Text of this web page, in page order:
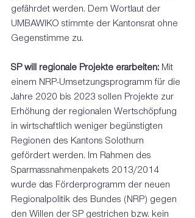
gefährdet werden. Dem Wortlaut der
UMBAWIKO stimmte der Kantonsrat ohne
Gegenstimme zu.
SP will regionale Projekte erarbeiten: Mit
einem NRP-Umsetzungsprogramm für die
Jahre 2020 bis 2023 sollen Projekte zur
Erhöhung der regionalen Wertschöpfung
in wirtschaftlich weniger begünstigten
Regionen des Kantons Solothurn
gefördert werden. Im Rahmen des
Sparmassnahmenpakets 2013/2014
wurde das Förderprogramm der neuen
Regionalpolitik des Bundes (NRP) gegen
den Willen der SP gestrichen bzw. kein